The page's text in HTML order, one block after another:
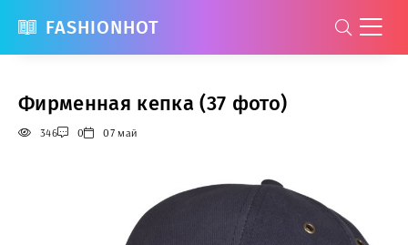
FASHIONHOT
Фирменная кепка (37 фото)
346 0 07 май